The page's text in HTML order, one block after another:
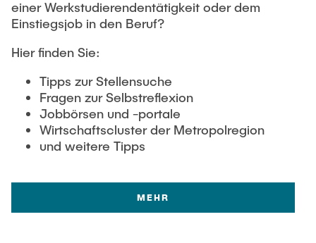
einer Werkstudierendentätigkeit oder dem
Einstiegsjob in den Beruf?
Hier finden Sie:
Tipps zur Stellensuche
Fragen zur Selbstreflexion
Jobbörsen und -portale
Wirtschaftscluster der Metropolregion
und weitere Tipps
MEHR